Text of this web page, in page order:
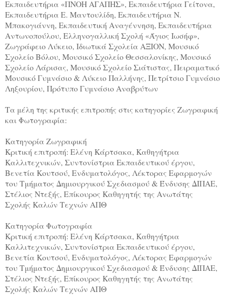
Εκπαιδευτήρια «ΠΝΟΗ ΑΓΑΠΗΣ», Εκπαιδευτήρια Γείτονα,
Εκπαιδευτήρια Ε. Μαντουλίδη, Εκπαιδευτήρια Ν.
Μπακογιάννη, Εκπαιδευτική Αναγέννηση, Εκπαιδευτήρια
Αντωνοπούλου, Ελληνογαλλική Σχολή «Άγιος Ιωσήφ»,
Ζωγράφειο Λύκειο, Ιδιωτικά Σχολεία ΑΞΙΟΝ, Μουσικό
Σχολείο Βόλου, Μουσικό Σχολείο Θεσσαλονίκης, Μουσικό
Σχολείο Λάρισας, Μουσικό Σχολείο Σιάτιστας, Πειραματικό
Μουσικό Γυμνάσιο & Λύκειο Παλλήνης, Πετρίτσιο Γυμνάσιο
Ληξουρίου, Πρότυπο Γυμνάσιο Αναβρύτων
Τα μέλη της κριτικής επιτροπής στις κατηγορίες Ζωγραφική
και Φωτογραφία:
Κατηγορία Ζωγραφική
Κριτική επιτροπή: Ελένη Κάρτσακα, Καθηγήτρια
Καλλιτεχνικών, Συντονίστρια Εκπαιδευτικού έργου,
Βενετία Κουτσού, Ενδυματολόγος, Λέκτορας Εφαρμογών
του Τμήματος Δημιουργικού Σχεδιασμού & Ένδυσης ΔΙΠΑΕ,
Στέλιος Ντεξής, Επίκουρος Καθηγητής της Ανωτάτης
Σχολής Καλών Τεχνών ΑΠΘ
Κατηγορία Φωτογραφία
Κριτική επιτροπή: Ελένη Κάρτσακα, Καθηγήτρια
Καλλιτεχνικών, Συντονίστρια Εκπαιδευτικού έργου,
Βενετία Κουτσού, Ενδυματολόγος, Λέκτορας Εφαρμογών
του Τμήματος Δημιουργικού Σχεδιασμού & Ένδυσης ΔΙΠΑΕ,
Στέλιος Ντεξής, Επίκουρος Καθηγητής της Ανωτάτης
Σχολής Καλών Τεχνών ΑΠΘ